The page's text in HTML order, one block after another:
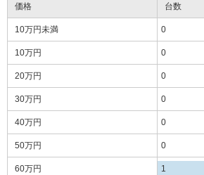
価格
10万円未満
10万円
20万円
30万円
40万円
50万円
60万円
台数
0
0
0
0
0
0
1